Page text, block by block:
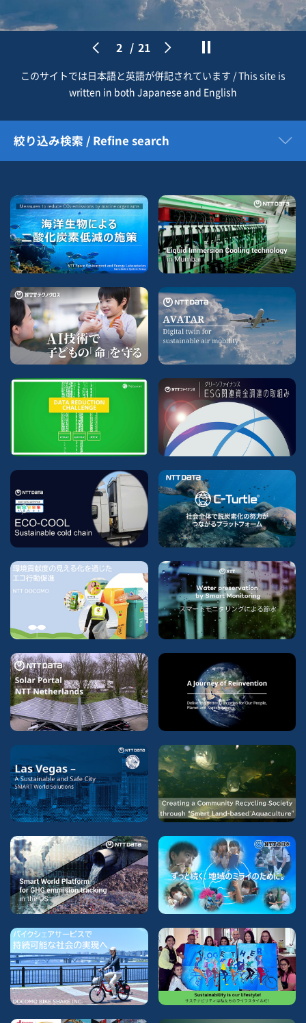
2 / 21
このサイトでは日本語と英語が併記されています / This site is
written in both Japanese and English
絞り込み検索 / Refine search